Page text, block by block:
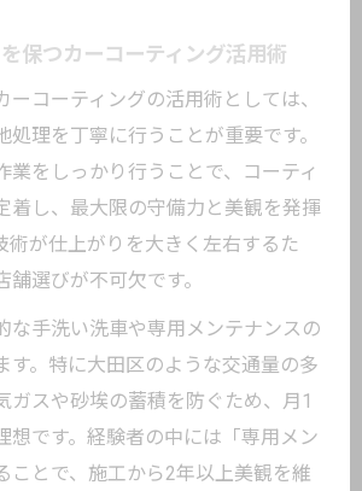
保つカーコーティング活用術
ーコーティングの活用術としては、
処理を丁寧に行うことが重要です。
業をしっかり行うことで、コーティ
着し、最大限の守備力と美観を発揮
術が仕上がりを大きく左右するた
選びが不可欠です。
な手洗い洗車や専用メンテナンスの
す。特に大田区のような交通量の多
ガスや砂埃の蓄積を防ぐため、月1
想です。経験者の中には「専用メン
ことで、施工から2年以上美観を維